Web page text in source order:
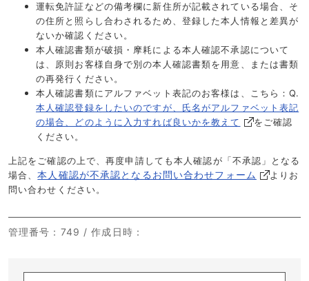
運転免許証などの備考欄に新住所が記載されている場合、そ
の住所と照らし合わされるため、登録した本人情報と差異が
ないか確認ください。
本人確認書類が破損・摩耗による本人確認不承認について
は、原則お客様自身で別の本人確認書類を用意、または書類
の再発行ください。
本人確認書類にアルファベット表記のお客様は、こちら：Q.
本人確認登録をしたいのですが、氏名がアルファベット表記
の場合、どのように入力すれば良いかを教えて
をご確認
ください。
上記をご確認の上で、再度申請しても本人確認が「不承認」となる
場合、本人確認が不承認となるお問い合わせフォーム
よりお
問い合わせください。
管理番号 ：749 /作成日時 ：